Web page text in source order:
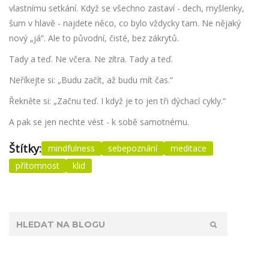
vlastnímu setkání. Když se všechno zastaví - dech, myšlenky,
šum v hlavě - najdete něco, co bylo vždycky tam. Ne nějaký
nový „já“. Ale to původní, čisté, bez zákrytů.
Tady a teď. Ne včera. Ne zítra. Tady a teď.
Neříkejte si: „Budu začít, až budu mít čas.“
Řekněte si: „Začnu teď. I když je to jen tři dýchací cykly.“
A pak se jen nechte vést - k sobě samotnému.
Štítky: mindfulness sebepoznání
meditace
přítomnost
klid